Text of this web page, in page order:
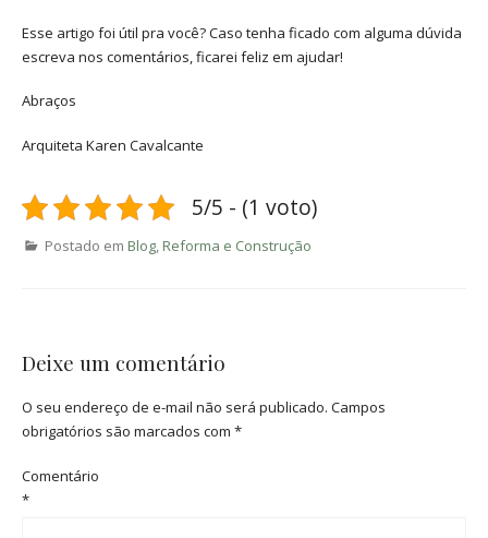
Esse artigo foi útil pra você? Caso tenha ficado com alguma dúvida
escreva nos comentários, ficarei feliz em ajudar!
Abraços
Arquiteta Karen Cavalcante
5/5 - (1 voto)
Postado em Blog, Reforma e Construção
Deixe um comentário
O seu endereço de e-mail não será publicado. Campos
obrigatórios são marcados com *
Comentário
*